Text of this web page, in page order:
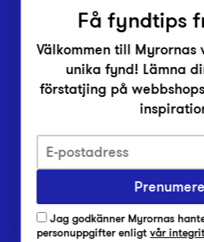
Integritetsskyddspolicy
Har du frågor om onlineköp, leverans
Har du frågor om vår verksamhet?
Vanliga frågor om Myrorna
Få fyndtips
Välkommen till Myrornas
unika fynd! Lämna
förstatjing på
Jag godkänner Myrornas
personuppgifter enligtvår